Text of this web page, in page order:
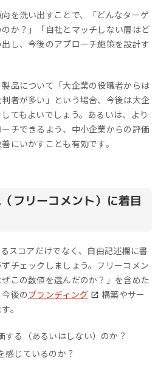
を洗い出すことで、「どんなターゲ
か？」「自社とマッチしない層はど
し、今後のアプローチ施策を設計す
製品について「大企業の役職者からは
者が多い」という場合、今後は大企
てもよいでしょう。あるいは、より
チできるよう、中小企業からの評価
にいかすことも有効です。
フリーコメント）に着目
スコアだけでなく、自由記述欄に書
チェックしましょう。フリーコメン
ぜこの数値を選んだのか？」を含めた
後のブランディング
構築やサー
。
する（あるいはしない）のか？
感じているのか？